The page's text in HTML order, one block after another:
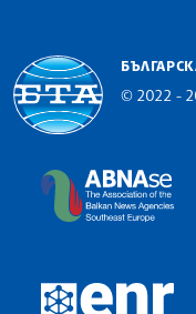
© 2022 -